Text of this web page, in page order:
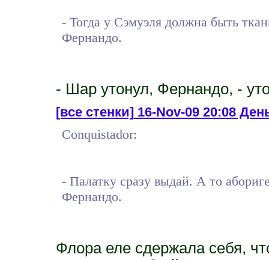
- Тогда у Сэмуэля должна быть
Фернандо.
- Шар утонул, Фернандо, -
[все стенки]16-Nov-09 20:08
Conquistador:
- Палатку сразу выдай. А то
Фернандо.
Флора еле сдержала себя,